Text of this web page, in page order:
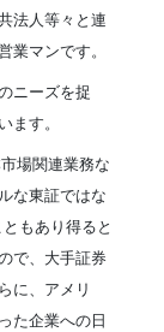
法人等々と連
業マンです。
ニーズを捉
ます。
場関連業務な
な東証ではな
もあり得ると
で、大手証券
に、アメリ
た企業への日